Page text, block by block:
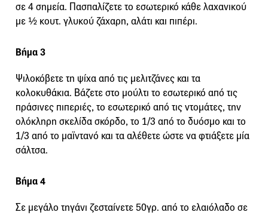
σε 4 σημεία. Πασπαλίζετε το εσωτερικό κάθε λαχανικού
με ½ κουτ. γλυκού ζάχαρη, αλάτι και πιπέρι.
Βήμα 3
Ψιλοκόβετε τη ψίχα από τις μελιτζάνες και τα
κολοκυθάκια. Βάζετε στο μούλτι το εσωτερικό από τις
πράσινες πιπεριές, το εσωτερικό από τις ντομάτες, την
ολόκληρη σκελίδα σκόρδο, το 1/3 από το δυόσμο και το
1/3 από το μαϊντανό και τα αλέθετε ώστε να φτιάξετε μία
σάλτσα.
Βήμα 4
Σε μεγάλο τηγάνι ζεσταίνετε 50γρ. από το ελαιόλαδο σε